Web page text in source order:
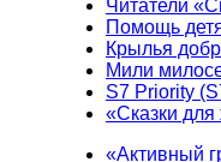
Читатели
Помощь
Крылья
Мили
S7 Priority
«Сказки для
«Активный